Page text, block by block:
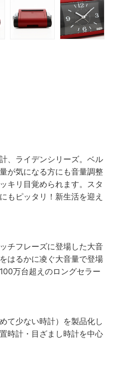
、ライデンシリーズ。ベル
が気になる方にも音量調整
キリ目覚められます。スタ
もピッタリ！新生活を迎え
チフレーズに登場した大音
はるかに凌ぐ大音量で登場
万台超えのロングセラー
て少ない時計）を製品化し
時計・目ざまし時計を中心